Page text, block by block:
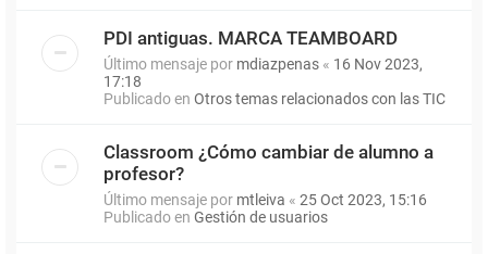
PDI antiguas. MARCA TEAMBOARD
Último mensaje por mdiazpenas « 16 Nov 2023,
17:18
Publicado en Otros temas relacionados con las TIC
Classroom ¿Cómo cambiar de alumno a
profesor?
Último mensaje por mtleiva « 25 Oct 2023, 15:16
Publicado en Gestión de usuarios